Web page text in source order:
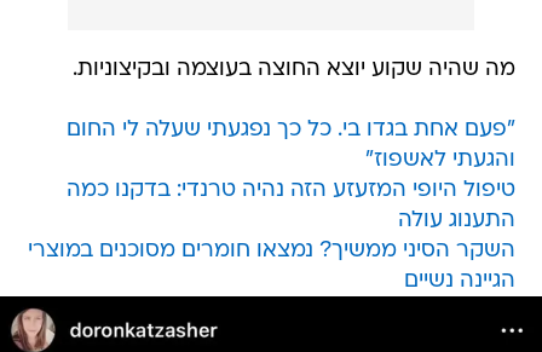
מה שהיה שקוע יוצא החוצה בעוצמה ובקיצוניות.
"פעם אחת בגדו בי. כל כך נפגעתי שעלה לי החום
והגעתי לאשפוז"
טיפול היופי המזעזע הזה נהיה טרנדי: בדקנו כמה
התענוג עולה
השקר הסיני ממשיך? נמצאו חומרים מסוכנים במוצרי
הגיינה נשיים